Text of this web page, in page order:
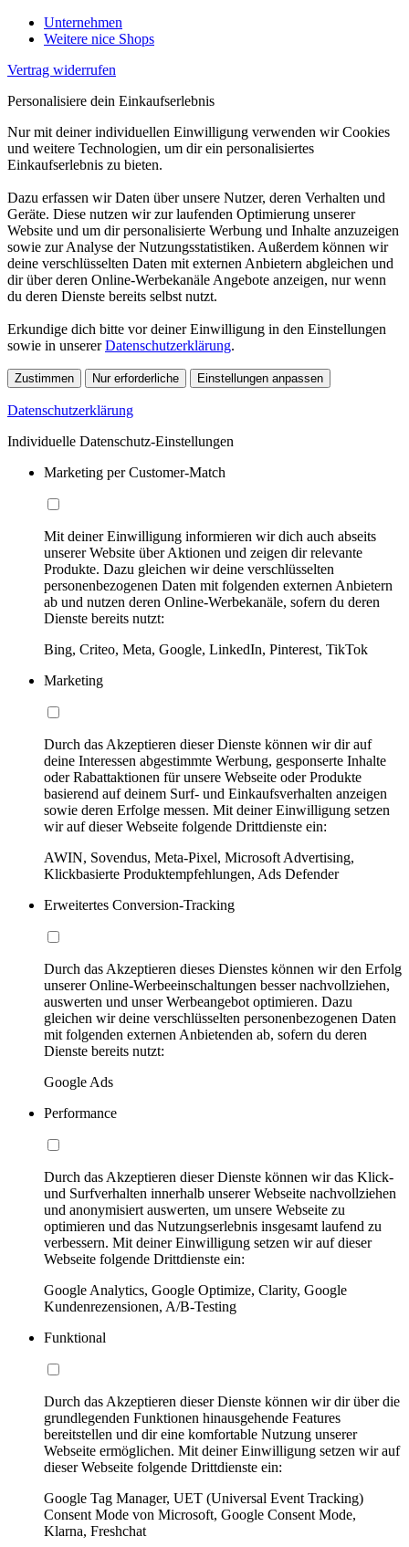
Unternehmen
Weitere nice Shops
Vertrag widerrufen
Personalisiere dein Einkaufserlebnis
Nur mit deiner individuellen Einwilligung verwenden wir Cookies
und weitere Technologien, um dir ein personalisiertes
Einkaufserlebnis zu bieten.
Dazu erfassen wir Daten über unsere Nutzer, deren Verhalten und
Geräte. Diese nutzen wir zur laufenden Optimierung unserer
Website und um dir personalisierte Werbung und Inhalte anzuzeigen
sowie zur Analyse der Nutzungsstatistiken. Außerdem können wir
deine verschlüsselten Daten mit externen Anbietern abgleichen und
dir über deren Online-Werbekanäle Angebote anzeigen, nur wenn
du deren Dienste bereits selbst nutzt.
Erkundige dich bitte vor deiner Einwilligung in den Einstellungen
sowie in unsererDatenschutzerklärung.
Zustimmen Nur erforderliche Einstellungen anpassen
Datenschutzerklärung
Individuelle Datenschutz-Einstellungen
Marketing per Customer-Match
Mit deiner Einwilligung informieren wir dich auch abseits
unserer Website über Aktionen und zeigen dir relevante
Produkte. Dazu gleichen wir deine verschlüsselten
personenbezogenen Daten mit folgenden externen Anbietern
ab und nutzen deren Online-Werbekanäle, sofern du deren
Dienste bereits nutzt:
Bing, Criteo, Meta, Google, LinkedIn, Pinterest, TikTok
Marketing
Durch das Akzeptieren dieser Dienste können wir dir auf
deine Interessen abgestimmte Werbung, gesponserte Inhalte
oder Rabattaktionen für unsere Webseite oder Produkte
basierend auf deinem Surf- und Einkaufsverhalten anzeigen
sowie deren Erfolge messen. Mit deiner Einwilligung setzen
wir auf dieser Webseite folgende Drittdienste ein:
AWIN, Sovendus, Meta-Pixel, Microsoft Advertising,
Klickbasierte Produktempfehlungen, Ads Defender
Erweitertes Conversion-Tracking
Durch das Akzeptieren dieses Dienstes können wir den Erfolg
unserer Online-Werbeeinschaltungen besser nachvollziehen,
auswerten und unser Werbeangebot optimieren. Dazu
gleichen wir deine verschlüsselten personenbezogenen Daten
mit folgenden externen Anbietenden ab, sofern du deren
Dienste bereits nutzt:
Google Ads
Performance
Durch das Akzeptieren dieser Dienste können wir das Klick-
und Surfverhalten innerhalb unserer Webseite nachvollziehen
und anonymisiert auswerten, um unsere Webseite zu
optimieren und das Nutzungserlebnis insgesamt laufend zu
verbessern. Mit deiner Einwilligung setzen wir auf dieser
Webseite folgende Drittdienste ein:
Google Analytics, Google Optimize, Clarity, Google
Kundenrezensionen, A/B-Testing
Funktional
Durch das Akzeptieren dieser Dienste können wir dir über die
grundlegenden Funktionen hinausgehende Features
bereitstellen und dir eine komfortable Nutzung unserer
Webseite ermöglichen. Mit deiner Einwilligung setzen wir auf
dieser Webseite folgende Drittdienste ein:
Google Tag Manager, UET (Universal Event Tracking)
Consent Mode von Microsoft, Google Consent Mode,
Klarna, Freshchat